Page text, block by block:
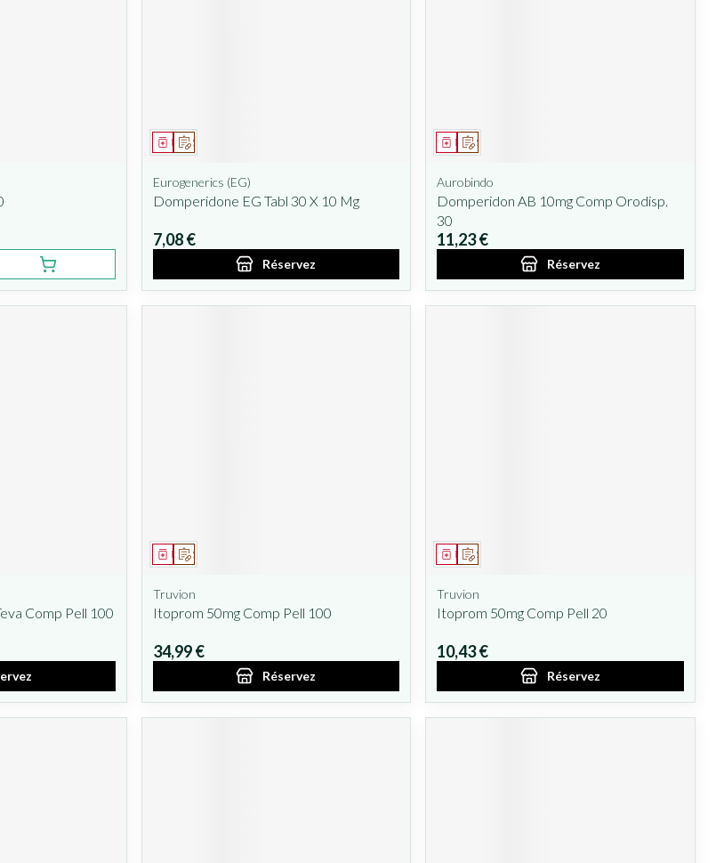
Sur prescription
Médicament
Eurogenerics (EG)
Domperidone EG Tabl 30 X 10 Mg
7,08 €
Réservez
Sur prescription
Médicament
Aurobindo
Domperidon AB 10mg Comp Orodisp.
30
11,23 €
Réservez
Comp Pell 100
Sur prescription
Médicament
Truvion
Itoprom 50mg Comp Pell 100
34,99 €
Réservez
Sur prescription
Médicament
Truvion
Itoprom 50mg Comp Pell 20
10,43 €
Réservez